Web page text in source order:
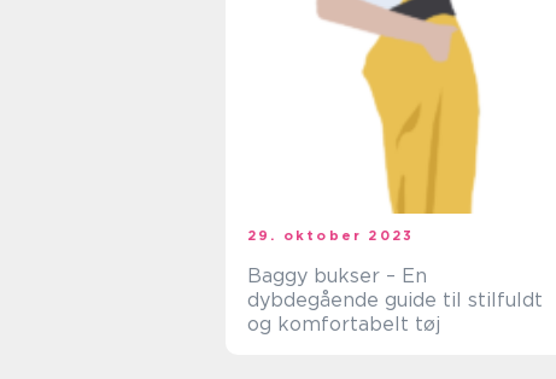
29. oktober 2023
Baggy bukser – En
dybdegående guide til stilfuldt
og komfortabelt tøj